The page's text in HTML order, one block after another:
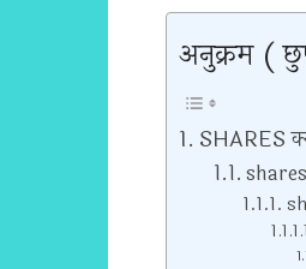
अनुक्रम (
SHARES
shares